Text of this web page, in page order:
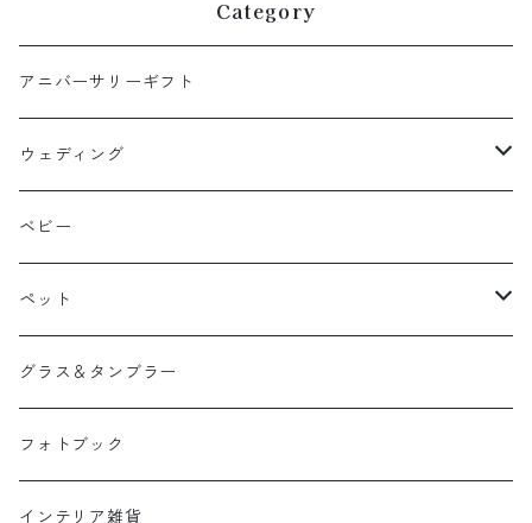
Category
アニバーサリーギフト
ウェディング
ウェルカムボード
引き出物
両親贈呈品
ベビー
ペット
へそ天商会
グラス＆タンブラー
フォトブック
インテリア雑貨